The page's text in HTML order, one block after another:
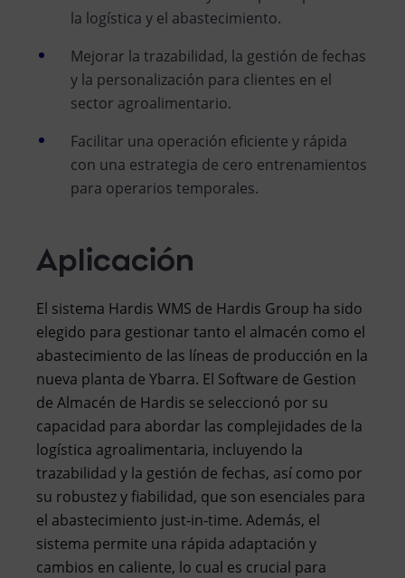
la logística y el abastecimiento.
Mejorar la trazabilidad, la gestión de fechas
y la personalización para clientes en el
sector agroalimentario.
Facilitar una operación eficiente y rápida
con una estrategia de cero entrenamientos
para operarios temporales.
Aplicación
El sistema Hardis WMS de Hardis Group ha sido
elegido para gestionar tanto el almacén como el
abastecimiento de las líneas de producción en la
nueva planta de Ybarra. El Software de Gestion
de Almacén de Hardis se seleccionó por su
capacidad para abordar las complejidades de la
logística agroalimentaria, incluyendo la
trazabilidad y la gestión de fechas, así como por
su robustez y fiabilidad, que son esenciales para
el abastecimiento just-in-time. Además, el
sistema permite una rápida adaptación y
cambios en caliente, lo cual es crucial para